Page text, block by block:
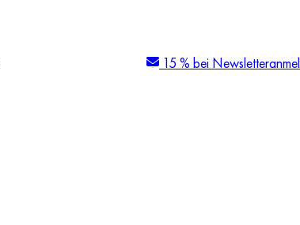
15 % bei